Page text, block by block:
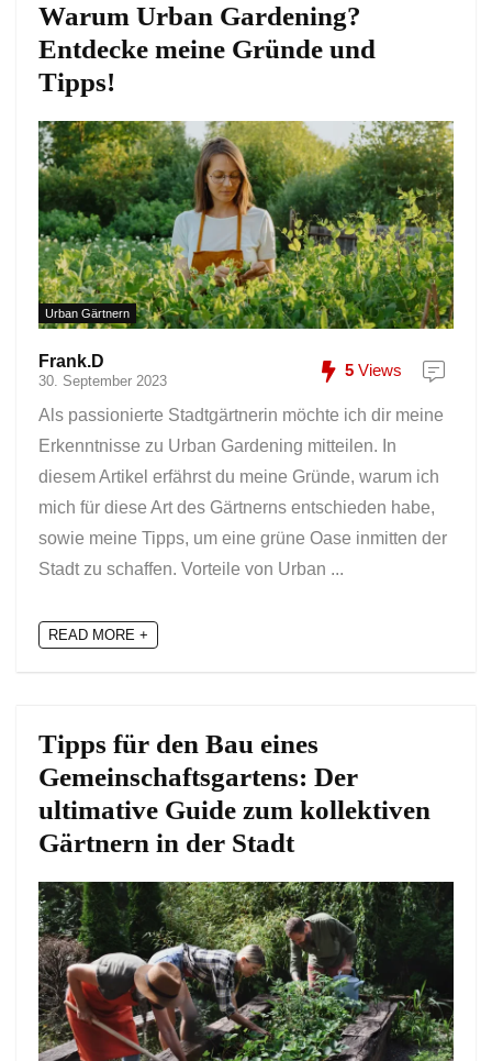
Warum Urban Gardening?
Entdecke meine Gründe und
Tipps!
Urban Gärtnern
Frank.D
30. September 2023
5 Views
Als passionierte Stadtgärtnerin möchte ich dir meine
Erkenntnisse zu Urban Gardening mitteilen. In
diesem Artikel erfährst du meine Gründe, warum ich
mich für diese Art des Gärtnerns entschieden habe,
sowie meine Tipps, um eine grüne Oase inmitten der
Stadt zu schaffen. Vorteile von Urban ...
READ MORE +
Tipps für den Bau eines
Gemeinschaftsgartens: Der
ultimative Guide zum kollektiven
Gärtnern in der Stadt